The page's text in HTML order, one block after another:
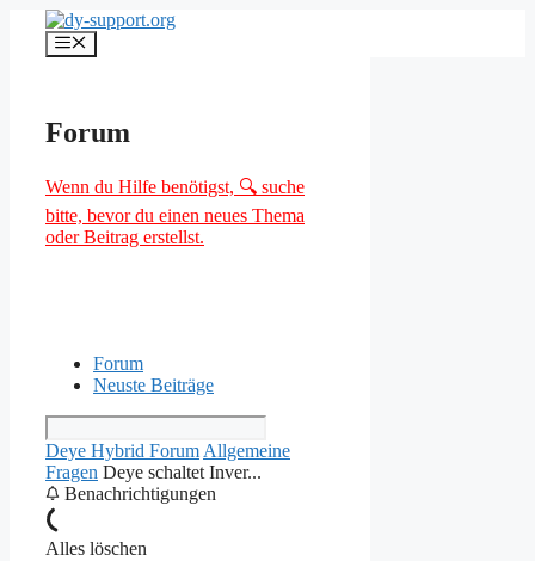
Inhalt
springen
Menü
Forum
Wenn du Hilfe benötigst, 🔍 suche
bitte, bevor du einen neues Thema
oder Beitrag erstellst.
Forum
Neuste Beiträge
Deye Hybrid Forum Allgemeine
Fragen Deye schaltet Inver...
Benachrichtigungen
Alles löschen